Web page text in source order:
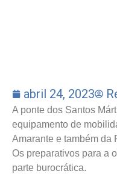
abril 24, 2023
A ponte dos Santos
equipamento de
Amarante e também da
Os preparativos para a
parte burocrática.